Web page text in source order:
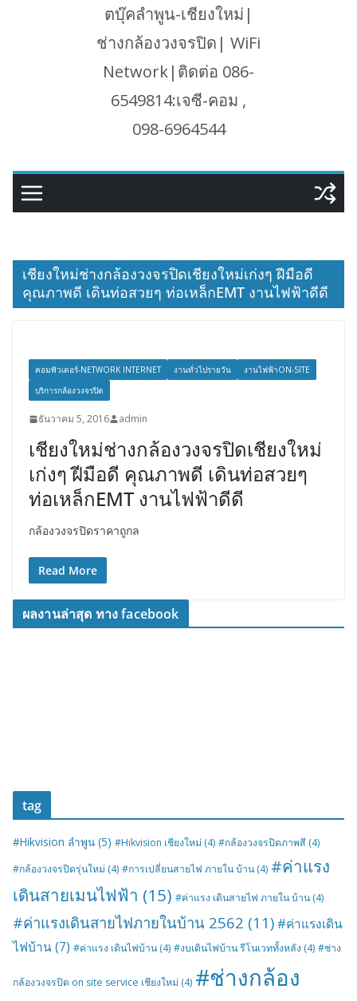
ตบุ๊คลำพูน-เชียงใหม่|
ช่างกล้องวงจรปิด| WiFi
Network|ติดต่อ 086-
6549814:เจซี-คอม ,
098-6964544
เชียงใหม่ช่างกล้องวงจรปิดเชียงใหม่เก่งๆ ฝีมือดี
คุณภาพดี เดินท่อสวยๆ ท่อเหล็กEMT งานไฟฟ้าดีดี
คอมพิวเตอร์-NETWORK INTERNET งานทั่วไปรายวัน
งานไฟฟ้าON-SITE
บริการกล้องวงจรปิด
ธันวาคม 5, 2016 admin
เชียงใหม่ช่างกล้องวงจรปิดเชียงใหม่
เก่งๆ ฝีมือดี คุณภาพดี เดินท่อสวยๆ
ท่อเหล็กEMT งานไฟฟ้าดีดี
กล้องวงจรปิดราคาถูกล
Read More
ผลงานล่าสุด ทาง facebook
tag
#Hikvision ลำพูน (5) #Hikvision เชียงใหม่ (4) #กล้องวงจรปิดภาพสี (4)
#กล้องวงจรปิดรุ่นใหม่ (4) #การเปลี่ยนสายไฟ ภายใน บ้าน (4) #ค่าแรง
เดินสายเมนไฟฟ้า (15) #ค่าแรง เดินสายไฟ ภายใน บ้าน (4)
#ค่าแรงเดินสายไฟภายในบ้าน 2562 (11) #ค่าแรงเดิน
ไฟบ้าน(7) #ค่าแรง เดินไฟบ้าน (4) #งบเดินไฟบ้าน รีโนเวททั้งหลัง (4) #ช่าง
กล้องวงจรปิด on site service เชียงใหม่ (4) #ช่างกล้อง